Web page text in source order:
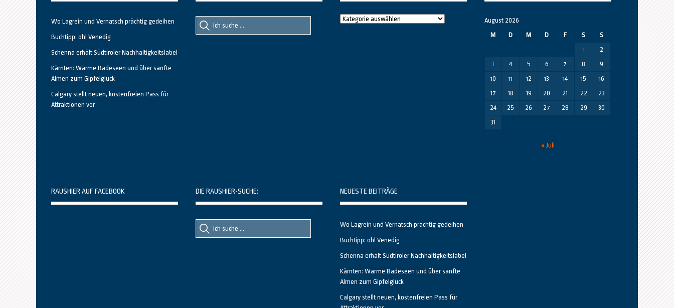
Wo Lagrein und Vernatsch prächtig gedeihen
Buchtipp: oh! Venedig
Schenna erhält Südtiroler Nachhaltigkeitslabel
Kärnten: Warme Badeseen und über sanfte
Almen zum Gipfelglück
Calgary stellt neuen, kostenfreien Pass für
Attraktionen vor
Suche
nach::
Suche
nach:
Raushier
August 2026
M
D M D F S
S
1
2
3
4 5 6 7 8
9
10
11 12 13 14 15
16
17
18 19 20 21 22
23
24
25 26 27 28 29
30
31
« Juli
RAUSHIER AUF FACEBOOK DIE RAUSHIER-SUCHE:
Suche
nach::
Suche
nach:
NEUESTE BEITRÄGE
Wo Lagrein und Vernatsch prächtig gedeihen
Buchtipp: oh! Venedig
Schenna erhält Südtiroler Nachhaltigkeitslabel
Kärnten: Warme Badeseen und über sanfte
Almen zum Gipfelglück
Calgary stellt neuen, kostenfreien Pass für